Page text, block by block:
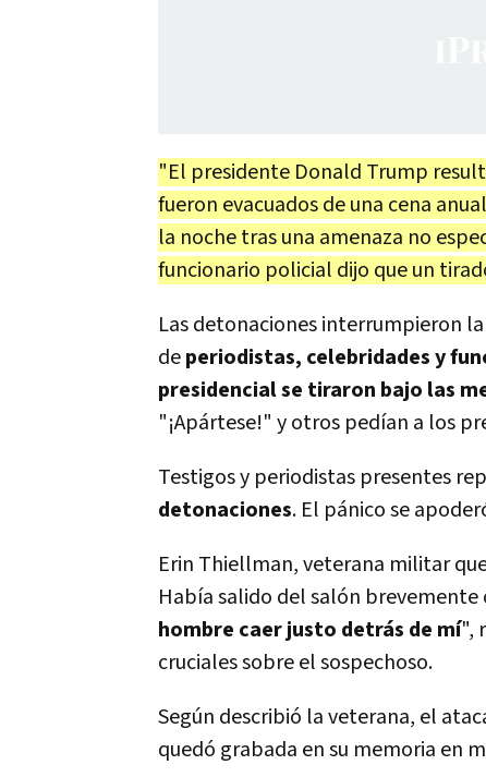
"El presidente Donald Trump
fueron evacuados de una cena
la noche tras una amenaza no
funcionario policial dijo que un
Las detonaciones interrumpieron
deperiodistas, celebridades y
presidencial se tiraron bajo las
"¡Apártese!" y otros pedían a los
Testigos y periodistas presentes
detonaciones. El pánico se
Erin Thiellman, veterana militar
Había salido del salón
hombre caer justo detrás de mí",
cruciales sobre el sospechoso.
Según describió la veterana, el
quedó grabada en su memoria en